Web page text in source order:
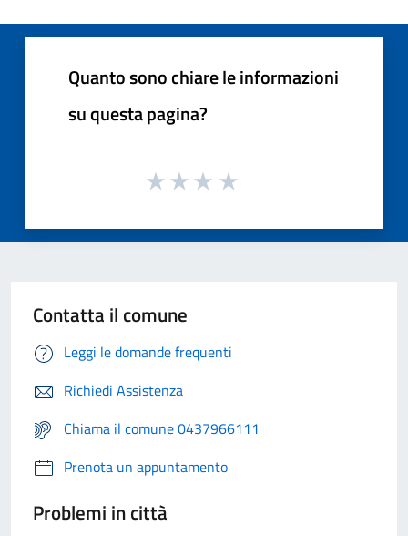
Quanto sono chiare le informazioni
su questa pagina?
Contatta il comune
Leggi le domande frequenti
Richiedi Assistenza
Chiama il comune 0437966111
Prenota un appuntamento
Problemi in città